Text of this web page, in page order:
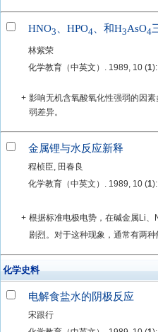
HNO3 、HPO4 、和H3AsO4
林紫荣
化学教育（中英文）. 1989, 10 (1
+ 影响无机含氧酸氧化性强弱的因
弱差异。
金属锂与水反应新释
程桢臣, 田春良
化学教育（中英文）. 1989, 10 (1
+ 根据标准电极电势，在碱金属Li
剧烈。对于这种现象，通常有两
化学史料
电解食盐水的阴极反应
宋跟行